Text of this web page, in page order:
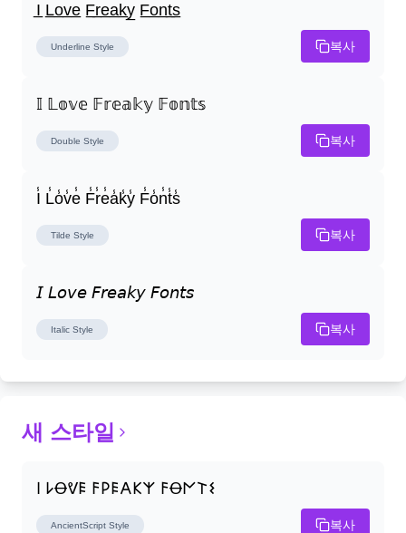
I̲ L̲o̲v̲e̲ F̲r̲e̲a̲k̲y̲ F̲o̲n̲t̲s̲
Underline Style 복사
𝕀 𝕃𝕠𝕧𝕖 𝔽𝕣𝕖𝕒𝕜𝕪 𝔽𝕠𝕟𝕥𝕤
Double Style 복사
I̾ L̾o̾v̾e̾ F̾r̾e̾a̾k̾y̾ F̾o̾n̾t̾s̾
Tilde Style 복사
𝘐 𝘓𝘰𝘷𝘦 𝘍𝘳𝘦𝘢𝘬𝘺 𝘍𝘰𝘯𝘵𝘴
Italic Style 복사
새 스타일
𐌉 𐌋Ꝋᕓ𐌄 𐌅𐌓𐌄𐌀𐌊𐌙 𐌅Ꝋ𐌍𐌕𐌔
AncientScript Style 복사